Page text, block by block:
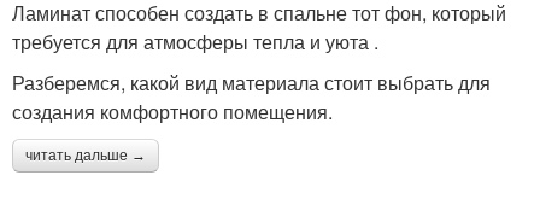
Ламинат способен создать в спальне тот фон, который
требуется для атмосферы тепла и уюта .
Разберемся, какой вид материала стоит выбрать для
создания комфортного помещения.
читать дальше →